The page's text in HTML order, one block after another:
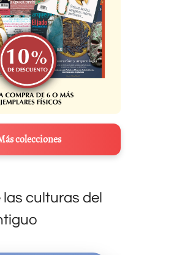
colecciones
culturas del